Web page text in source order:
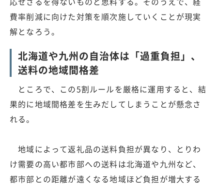
費率削減に向けた対策を順次施していくことが現実
解となろう。
北海道や九州の自治体は「過重負担」、
送料の地域間格差
ところで、この5割ルールを厳格に運用すると、結
果的に地域間格差を生みだしてしまうことが懸念さ
れる。
地域によって返礼品の送料負担が異なり、とりわ
け需要の高い都市部への送料は北海道や九州など、
都市部との距離が遠くなる地域ほど負担が増大する